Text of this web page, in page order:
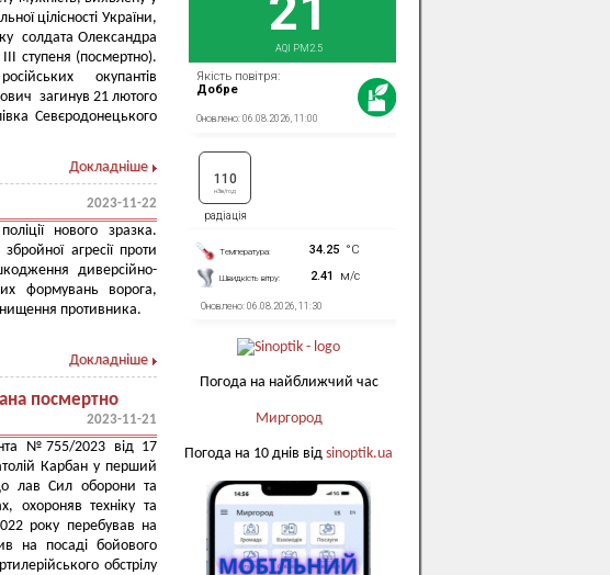
цілісності України,
солдата Олександра
ступеня (посмертно).
окупантів
загинув 21 лютого
Севєродонецького
Докладніше
2023-11-22
нового зразка.
агресії проти
диверсійно-
формувань ворога,
противника.
Докладніше
посмертно
2023-11-21
№755/2023 від 17
Карбан у перший
лав Сил оборони та
охороняв техніку та
року перебував на
на посаді бойового
обстрілу
Погода на найближчий час
Миргород
Погода на 10 днів від sinoptik.ua